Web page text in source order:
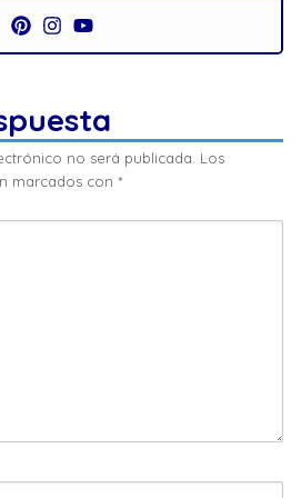
no será publicada. Los
marcados con *